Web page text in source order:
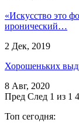
«Искусство это
иронический…
2 Дек, 2019
Хорошеньких
8 Авг, 2020
Пред След 1 из 1
Топ сегодня: